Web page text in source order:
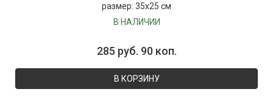
размер: 35х25 см
В НАЛИЧИИ
285 руб. 90 коп.
В КОРЗИНУ